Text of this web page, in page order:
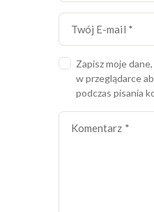
Zapisz moje
w przeglądarce
podczas pisania